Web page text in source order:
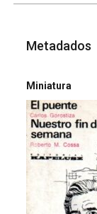
Metadados
Miniatura